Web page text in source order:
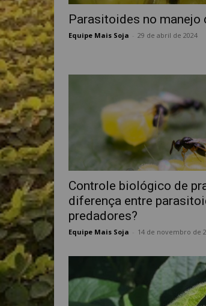
Parasitoides no manejo
Equipe Mais Soja 29 de abril de 2024
Controle biológico de
diferença entre
predadores?
Equipe Mais Soja 14 de novembro de